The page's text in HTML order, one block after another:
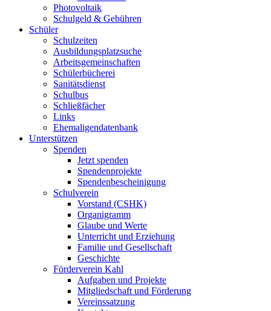
Photovoltaik
Schulgeld & Gebühren
Schüler
Schulzeiten
Ausbildungsplatzsuche
Arbeitsgemeinschaften
Schülerbücherei
Sanitätsdienst
Schulbus
Schließfächer
Links
Ehemaligendatenbank
Unterstützen
Spenden
Jetzt spenden
Spendenprojekte
Spendenbescheinigung
Schulverein
Vorstand (CSHK)
Organigramm
Glaube und Werte
Unterricht und Erziehung
Familie und Gesellschaft
Geschichte
Förderverein Kahl
Aufgaben und Projekte
Mitgliedschaft und Förderung
Vereinssatzung